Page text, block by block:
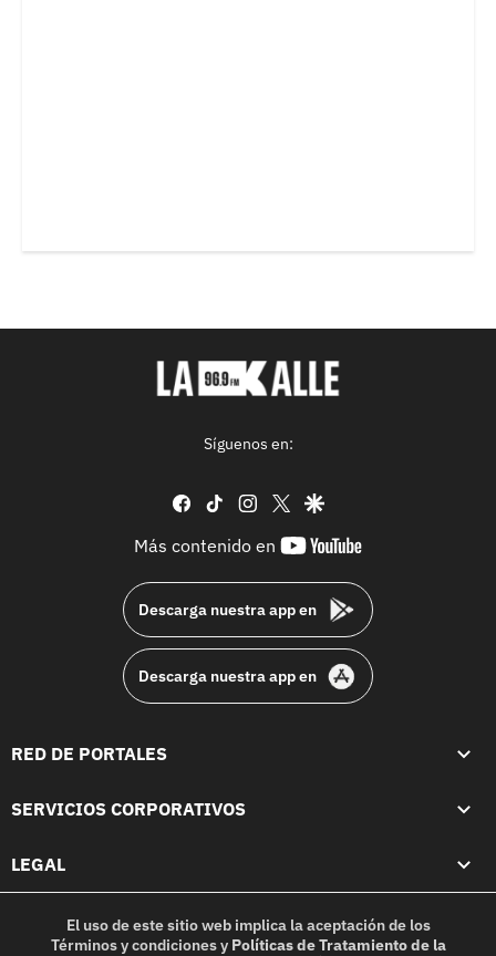
Síguenos en:
facebook
tiktok instagram
twittergoogle
Más contenido en
youtube-
Descarga nuestra app en
Descarga nuestra app en
RED DE PORTALES
SERVICIOS CORPORATIVOS
LEGAL
El uso de este sitio web implica la aceptación de los
Términos y condicionesy Políticas de Tratamiento de la